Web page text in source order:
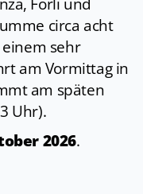
Forlì und
circa acht
sehr
am Vormittag in
am späten
Uhr).
2026.